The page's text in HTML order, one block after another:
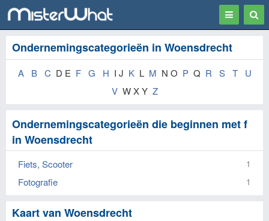
Toggle
Ondernemingscategorieën in Woensdrecht
A B C D E F G H I J K L M N O P Q R S T
U
V W X Y Z
Ondernemingscategorieën die beginnen met f
in Woensdrecht
Fiets, Scooter 1
Fotografie 1
Kaart van Woensdrecht